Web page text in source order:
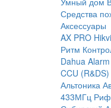
Средства
Аксессуары
AX PRO
Ритм
Dahua Alarm
CCU (R&DS)
Альтоника
433МГц